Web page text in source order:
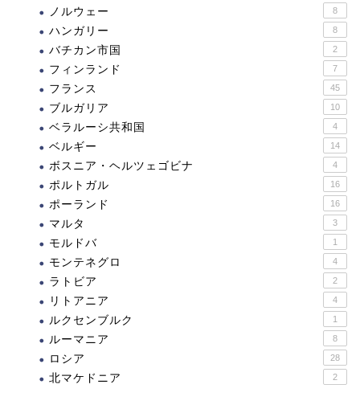
ノルウェー 8
ハンガリー 8
バチカン市国 2
フィンランド 7
フランス 45
ブルガリア 10
ベラルーシ共和国 4
ベルギー 14
ボスニア・ヘルツェゴビナ 4
ポルトガル 16
ポーランド 16
マルタ 3
モルドバ 1
モンテネグロ 4
ラトビア 2
リトアニア 4
ルクセンブルク 1
ルーマニア 8
ロシア 28
北マケドニア 2